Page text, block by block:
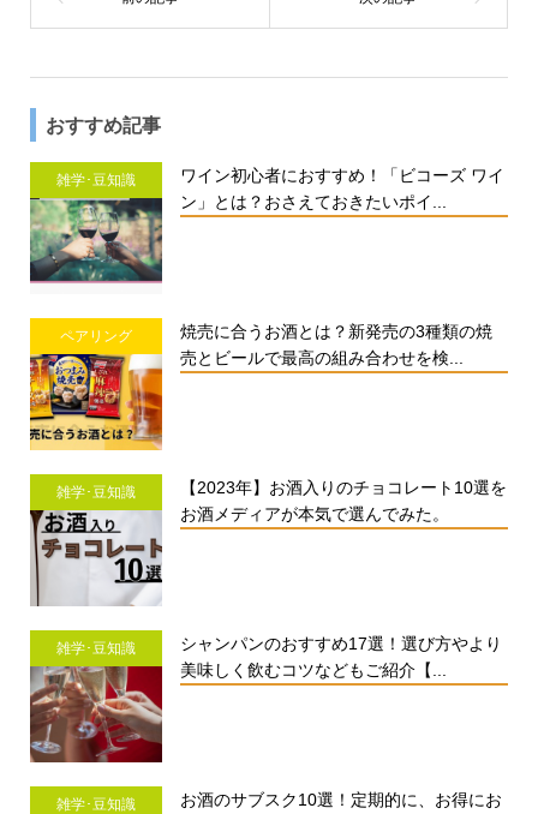
おすすめ記事
雑学･豆知識
ワイン初心者におすすめ！「ビコーズ ワイ
ン」とは？おさえておきたいポイ...
ペアリング
焼売に合うお酒とは？新発売の3種類の焼
売とビールで最高の組み合わせを検...
雑学･豆知識
【2023年】お酒入りのチョコレート10選を
お酒メディアが本気で選んでみた。
雑学･豆知識
シャンパンのおすすめ17選！選び方やより
美味しく飲むコツなどもご紹介【...
雑学･豆知識
お酒のサブスク10選！定期的に、お得にお